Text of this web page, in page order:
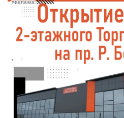
РЕКЛАМА